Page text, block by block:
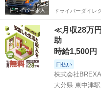
ドライバーダイレ
≪月収28万
助
時給1,500円
日払い
株式会社
大分県 東中津駅